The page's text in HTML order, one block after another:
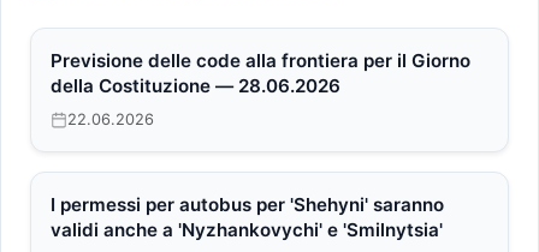
Previsione delle code alla frontiera per il Giorno
della Costituzione — 28.06.2026
22.06.2026
I permessi per autobus per 'Shehyni' saranno
validi anche a 'Nyzhankovychi' e 'Smilnytsia'